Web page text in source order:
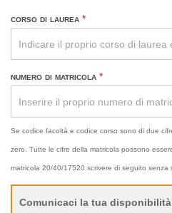
corso di laurea *
numero di matricola *
Se codice facoltà e codice corso sono di due
zero. Tutte le cifre della matricola possono
matricola 20/40/17520 scrivere di seguito senza
Comunicaci la tua